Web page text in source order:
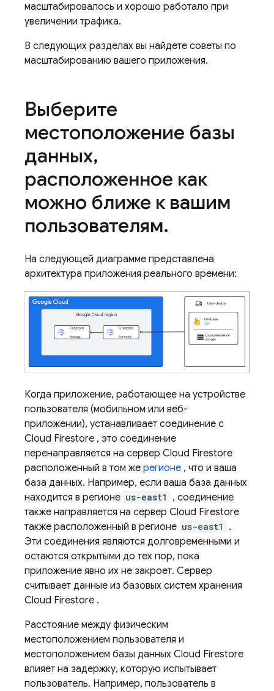
масштабировалось и хорошо работало при
увеличении трафика.
В следующих разделах вы найдете советы по
масштабированию вашего приложения.
Выберите
местоположение базы
данных,
расположенное как
можно ближе к вашим
пользователям.
На следующей диаграмме представлена ​​
архитектура приложения реального времени:
Когда приложение, работающее на устройстве
пользователя (мобильном или веб-
приложении), устанавливает соединение с
Cloud Firestore , это соединение
перенаправляется на сервер Cloud Firestore
расположенный в том же регионе , что и ваша
база данных. Например, если ваша база данных
находится в регионе us-east1
, соединение
также направляется на сервер Cloud Firestore
также расположенный в регионе us-east1
.
Эти соединения являются долговременными и
остаются открытыми до тех пор, пока
приложение явно их не закроет. Сервер
считывает данные из базовых систем хранения
Cloud Firestore .
Расстояние между физическим
местоположением пользователя и
местоположением базы данных Cloud Firestore
влияет на задержку, которую испытывает
пользователь. Например, пользователь в